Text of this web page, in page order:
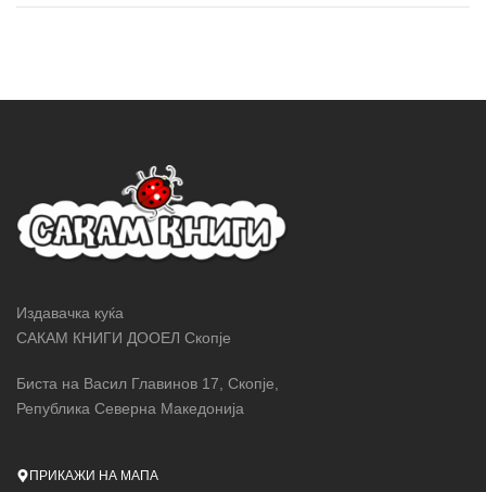
Издавачка куќа
САКАМ КНИГИ ДООЕЛ Скопје
Биста на Васил Главинов 17, Скопје,
Република Северна Македонија
ПРИКАЖИ НА МАПА